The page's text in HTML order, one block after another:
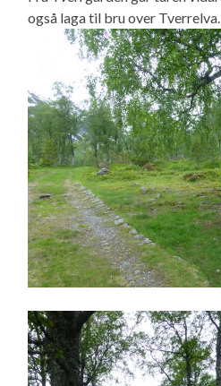
også laga til bru over Tverrelva.